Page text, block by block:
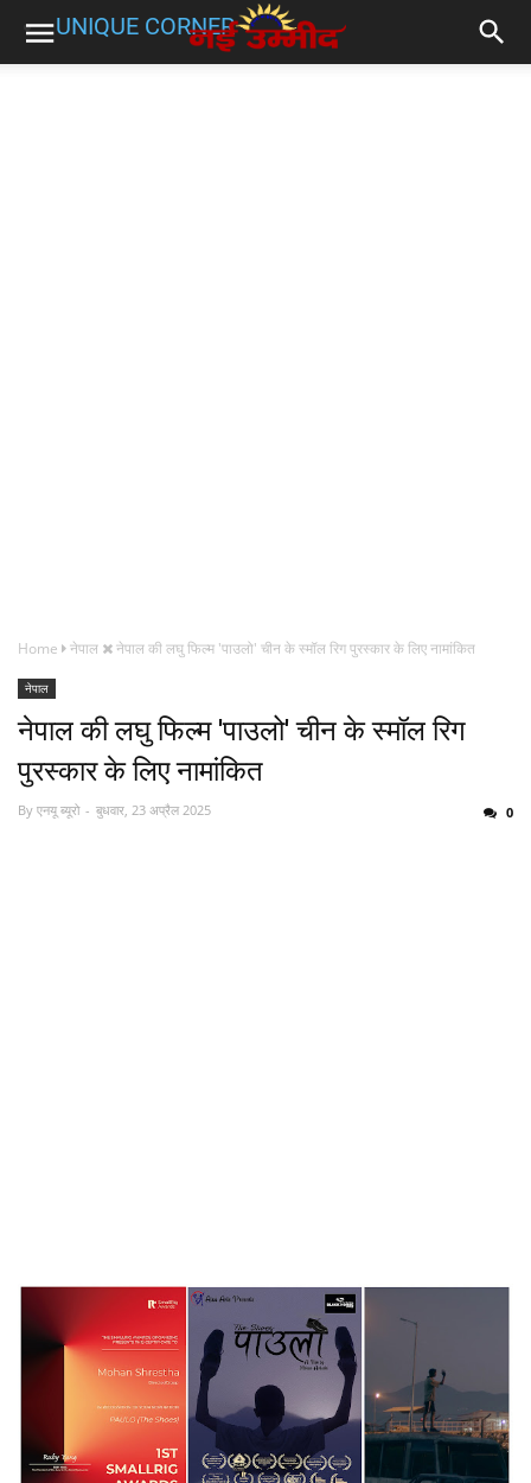
UNIQUE CORNER
Home नेपाल नेपाल की लघु फिल्म 'पाउलो' चीन के स्मॉल रिग पुरस्कार के लिए नामांकित
नेपाल
नेपाल की लघु फिल्म 'पाउलो' चीन के स्मॉल रिग
पुरस्कार के लिए नामांकित
By एनयू ब्यूरो बुधवार, 23 अप्रैल 2025 0